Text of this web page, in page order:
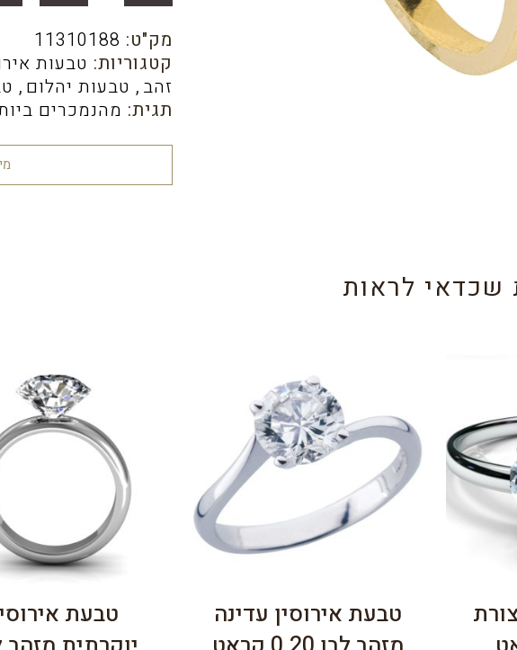
מק"ט: 11310188
קטגוריות: טבעות
זהב , טבעות יהלום ,
תגית: מהנמכרים
שכדאי לראות
טבעת אירוסין עדינה
טבעת